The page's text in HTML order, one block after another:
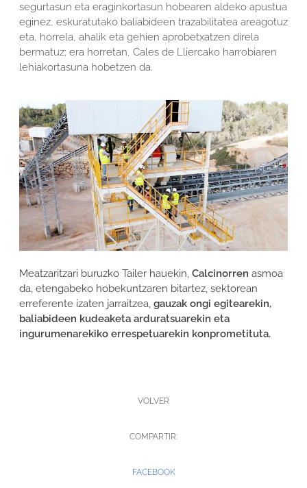
segurtasun eta eraginkortasun hobearen aldeko apustua
eginez, eskuratutako baliabideen trazabilitatea areagotuz
eta, horrela, ahalik eta gehien aprobetxatzen direla
bermatuz; era horretan, Cales de Lliercako harrobiaren
lehiakortasuna hobetzen da.
Meatzaritzari buruzko Tailer hauekin, Calcinorren asmoa
da, etengabeko hobekuntzaren bitartez, sektorean
erreferente izaten jarraitzea, gauzak ongi egitearekin,
baliabideen kudeaketa arduratsuarekin eta
ingurumenarekiko errespetuarekin konprometituta.
VOLVER
COMPARTIR:
FACEBOOK